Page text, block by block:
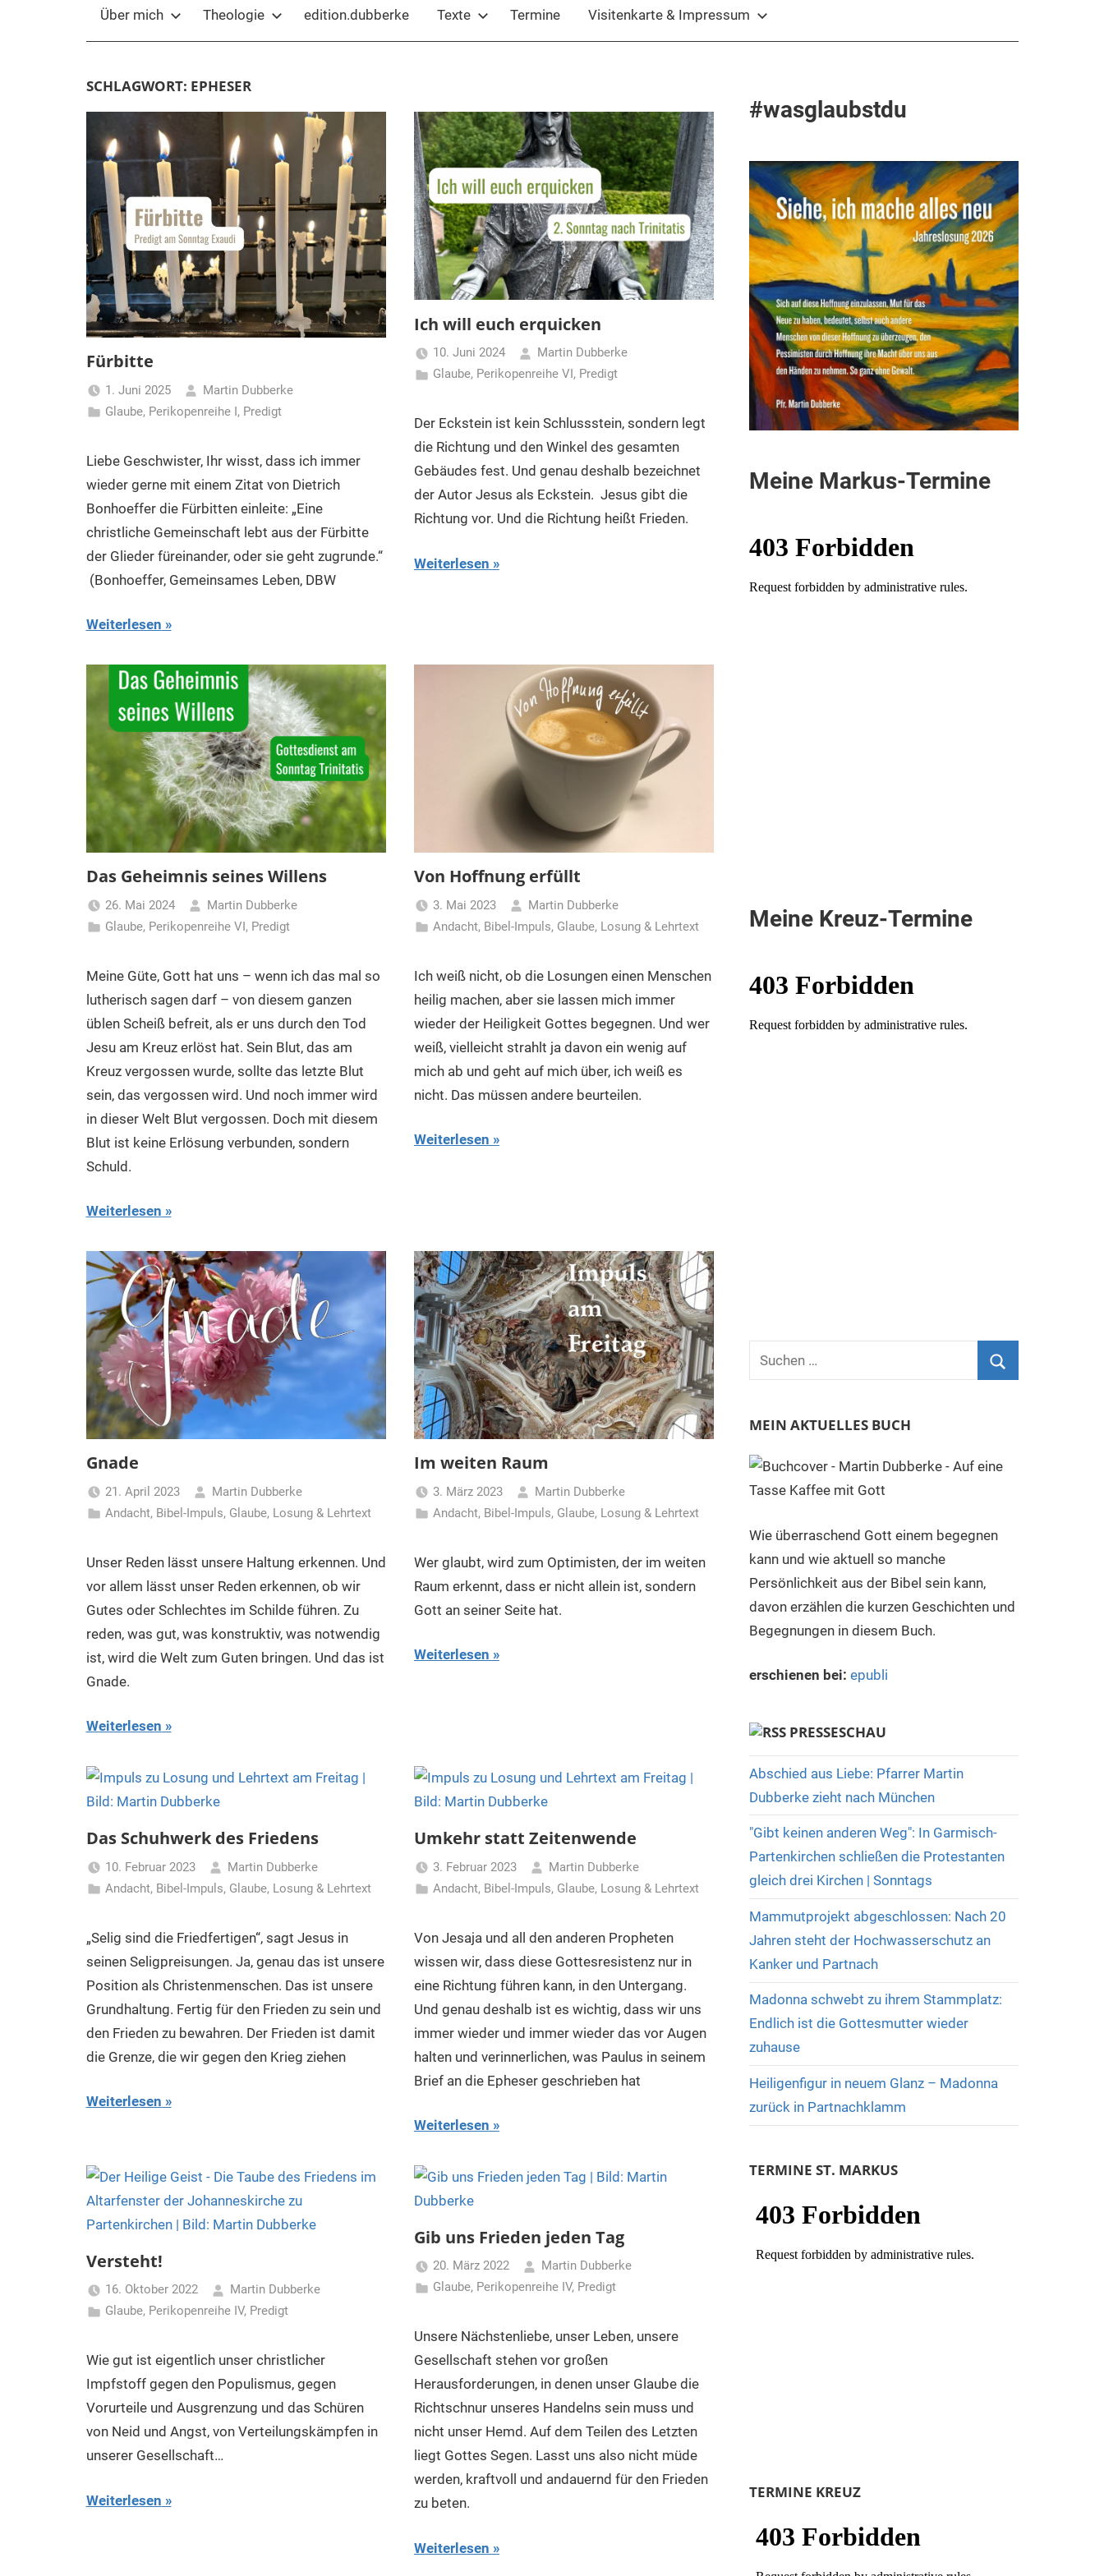
Über mich Theologie edition.dubberke Texte Termine Visitenkarte & Impressum
SCHLAGWORT: EPHESER
Fürbitte
1. Juni 2025
Martin Dubberke
Glaube, Perikopenreihe I, Predigt
Liebe Geschwister, Ihr wisst, dass ich immer
wieder gerne mit einem Zitat von Dietrich
Bonhoeffer die Fürbitten einleite: „Eine
christliche Gemeinschaft lebt aus der Fürbitte
der Glieder füreinander, oder sie geht zugrunde.“
(Bonhoeffer, Gemeinsames Leben, DBW
Weiterlesen
Ich will euch erquicken
10. Juni 2024
Martin Dubberke
Glaube, Perikopenreihe VI, Predigt
Der Eckstein ist kein Schlussstein, sondern legt
die Richtung und den Winkel des gesamten
Gebäudes fest. Und genau deshalb bezeichnet
der Autor Jesus als Eckstein. Jesus gibt die
Richtung vor. Und die Richtung heißt Frieden.
Weiterlesen
Das Geheimnis seines Willens
26. Mai 2024
Martin Dubberke
Glaube, Perikopenreihe VI, Predigt
Meine Güte, Gott hat uns – wenn ich das mal so
lutherisch sagen darf – von diesem ganzen
üblen Scheiß befreit, als er uns durch den Tod
Jesu am Kreuz erlöst hat. Sein Blut, das am
Kreuz vergossen wurde, sollte das letzte Blut
sein, das vergossen wird. Und noch immer wird
in dieser Welt Blut vergossen. Doch mit diesem
Blut ist keine Erlösung verbunden, sondern
Schuld.
Weiterlesen
Von Hoffnung erfüllt
3. Mai 2023
Martin Dubberke
Andacht, Bibel-Impuls, Glaube, Losung & Lehrtext
Ich weiß nicht, ob die Losungen einen Menschen
heilig machen, aber sie lassen mich immer
wieder der Heiligkeit Gottes begegnen. Und wer
weiß, vielleicht strahlt ja davon ein wenig auf
mich ab und geht auf mich über, ich weiß es
nicht. Das müssen andere beurteilen.
Weiterlesen
Gnade
21. April 2023
Martin Dubberke
Andacht, Bibel-Impuls, Glaube, Losung & Lehrtext
Unser Reden lässt unsere Haltung erkennen. Und
vor allem lässt unser Reden erkennen, ob wir
Gutes oder Schlechtes im Schilde führen. Zu
reden, was gut, was konstruktiv, was notwendig
ist, wird die Welt zum Guten bringen. Und das ist
Gnade.
Weiterlesen
Im weiten Raum
3. März 2023
Martin Dubberke
Andacht, Bibel-Impuls, Glaube, Losung & Lehrtext
Wer glaubt, wird zum Optimisten, der im weiten
Raum erkennt, dass er nicht allein ist, sondern
Gott an seiner Seite hat.
Weiterlesen
Das Schuhwerk des Friedens
10. Februar 2023
Martin Dubberke
Andacht, Bibel-Impuls, Glaube, Losung & Lehrtext
„Selig sind die Friedfertigen“, sagt Jesus in
seinen Seligpreisungen. Ja, genau das ist unsere
Position als Christenmenschen. Das ist unsere
Grundhaltung. Fertig für den Frieden zu sein und
den Frieden zu bewahren. Der Frieden ist damit
die Grenze, die wir gegen den Krieg ziehen
Weiterlesen
Umkehr statt Zeitenwende
3. Februar 2023
Martin Dubberke
Andacht, Bibel-Impuls, Glaube, Losung & Lehrtext
Von Jesaja und all den anderen Propheten
wissen wir, dass diese Gottesresistenz nur in
eine Richtung führen kann, in den Untergang.
Und genau deshalb ist es wichtig, dass wir uns
immer wieder und immer wieder das vor Augen
halten und verinnerlichen, was Paulus in seinem
Brief an die Epheser geschrieben hat
Weiterlesen
Versteht!
16. Oktober 2022
Martin Dubberke
Glaube, Perikopenreihe IV, Predigt
Wie gut ist eigentlich unser christlicher
Impfstoff gegen den Populismus, gegen
Vorurteile und Ausgrenzung und das Schüren
von Neid und Angst, von Verteilungskämpfen in
unserer Gesellschaft…
Weiterlesen
Gib uns Frieden jeden Tag
20. März 2022
Martin Dubberke
Glaube, Perikopenreihe IV, Predigt
Unsere Nächstenliebe, unser Leben, unsere
Gesellschaft stehen vor großen
Herausforderungen, in denen unser Glaube die
Richtschnur unseres Handelns sein muss und
nicht unser Hemd. Auf dem Teilen des Letzten
liegt Gottes Segen. Lasst uns also nicht müde
werden, kraftvoll und andauernd für den Frieden
zu beten.
Weiterlesen
#wasglaubstdu
Meine Markus-Termine
Meine Kreuz-Termine
Suchen
nach:
MEIN AKTUELLES BUCH
Wie überraschend Gott einem begegnen
kann und wie aktuell so manche
Persönlichkeit aus der Bibel sein kann,
davon erzählen die kurzen Geschichten und
Begegnungen in diesem Buch.
erschienen bei: epubli
PRESSESCHAU
Abschied aus Liebe: Pfarrer Martin
Dubberke zieht nach München
"Gibt keinen anderen Weg": In Garmisch-
Partenkirchen schließen die Protestanten
gleich drei Kirchen | Sonntags
Mammutprojekt abgeschlossen: Nach 20
Jahren steht der Hochwasserschutz an
Kanker und Partnach
Madonna schwebt zu ihrem Stammplatz:
Endlich ist die Gottesmutter wieder
zuhause
Heiligenfigur in neuem Glanz – Madonna
zurück in Partnachklamm
TERMINE ST. MARKUS
TERMINE KREUZ